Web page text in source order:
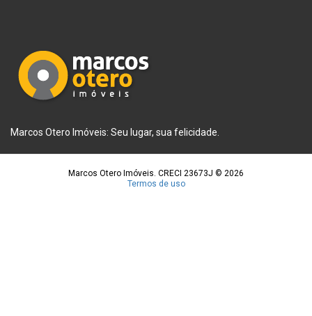
Marcos Otero Imóveis: Seu lugar, sua felicidade.
Marcos Otero Imóveis. CRECI 23673J © 2026
Termos de uso